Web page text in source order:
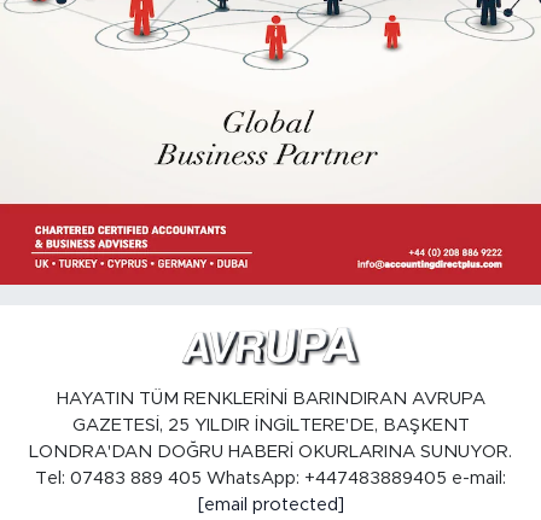
HAYATIN TÜM RENKLERİNİ BARINDIRAN AVRUPA
GAZETESİ, 25 YILDIR İNGİLTERE'DE, BAŞKENT
LONDRA'DAN DOĞRU HABERİ OKURLARINA SUNUYOR.
Tel: 07483 889 405 WhatsApp: +447483889405 e-mail:
[email protected]